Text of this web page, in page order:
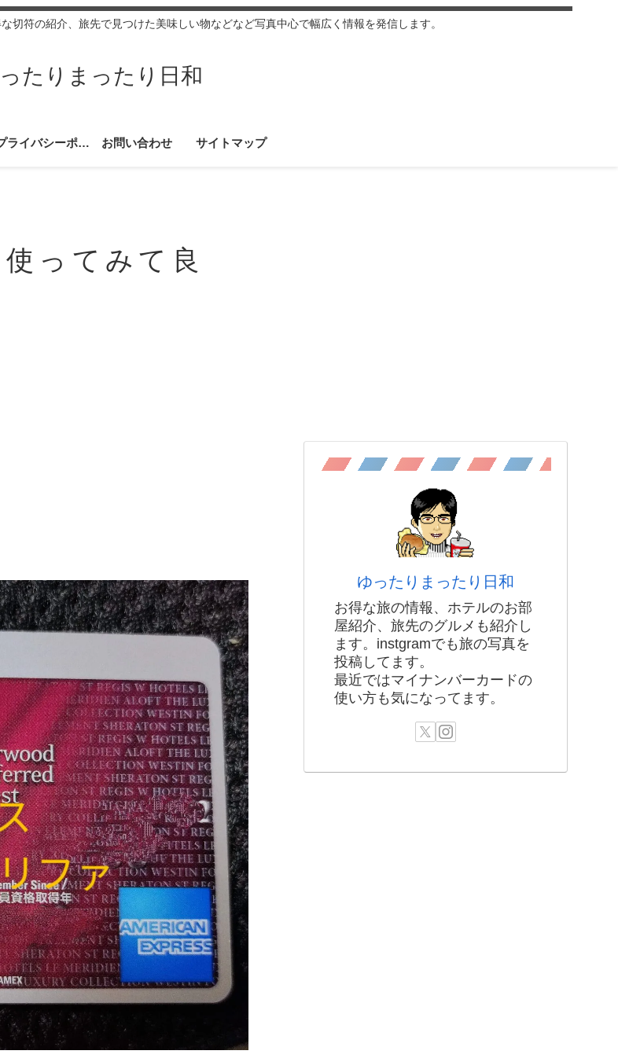
切符の紹介、旅先で見つけた美味しい物などなど写真中心で幅広く情報を発信します。
たりまったり日和
プライバシーポリシー お問い合わせ サイトマップ
ってみて良
ゆったりまったり日和
お得な旅の情報、ホテルのお部
屋紹介、旅先のグルメも紹介し
ます。instgramでも旅の写真を
投稿してます。
最近ではマイナンバーカードの
使い方も気になってます。